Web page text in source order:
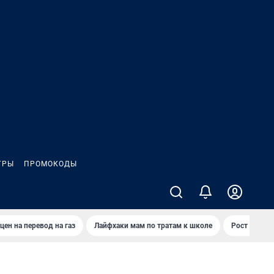
ПРОМОКОДЫ
на перевод на газ Лайфхаки мам по тратам к школе Рост цен на